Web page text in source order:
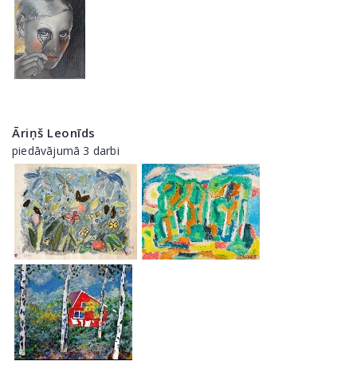
Āriņš Leonīds
piedāvājumā 3 darbi